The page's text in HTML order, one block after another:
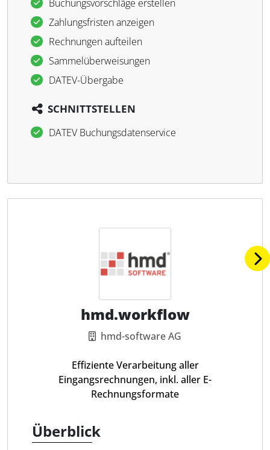
Buchungsvorschläge erstellen
Zahlungsfristen anzeigen
Rechnungen aufteilen
Sammelüberweisungen
DATEV-Übergabe
SCHNITTSTELLEN
DATEV Buchungsdatenservice
hmd.workflow
hmd-software AG
Effiziente Verarbeitung aller
Eingangsrechnungen, inkl. aller E-
Rechnungsformate
Überblick